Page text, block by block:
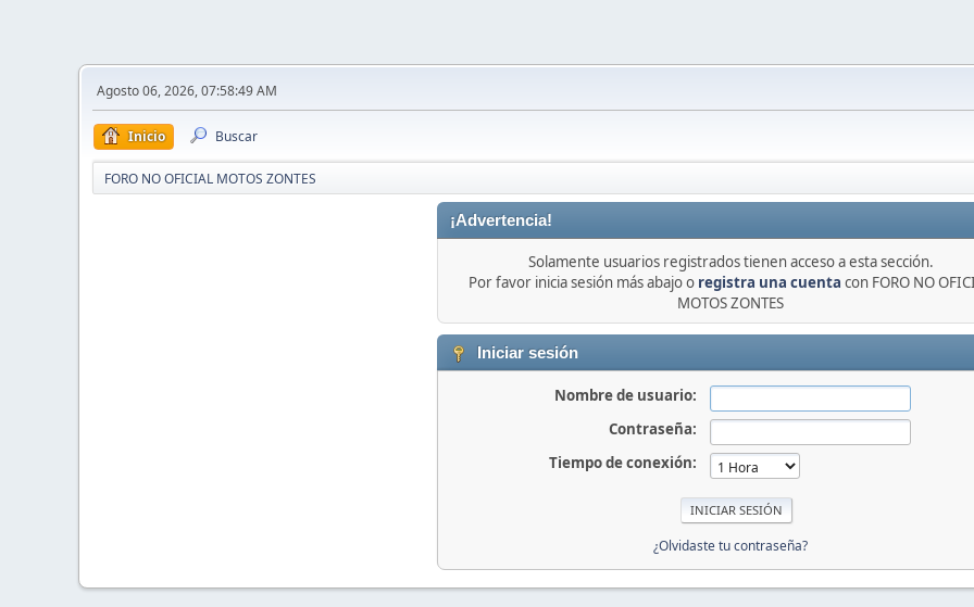
Agosto 06, 2026, 07:58:49 AM
Inicio Buscar
FORO NO OFICIAL MOTOS ZONTES
¡Advertencia!
Solamente usuarios registrados tienen acceso a esta sección.
Por favor inicia sesión más abajo o registra una cuenta con FORO NO
MOTOS ZONTES
Iniciar sesión
Nombre de usuario:
Contraseña:
Tiempo de conexión:
¿Olvidaste tu contraseña?